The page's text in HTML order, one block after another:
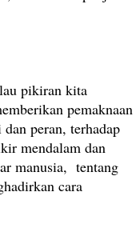
pikiran kita
pemaknaan
peran, terhadap
mendalam dan
manusia, tentang
cara